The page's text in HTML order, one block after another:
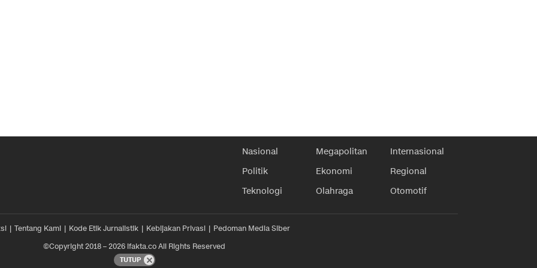
Nasional Megapolitan
Internasional
Politik
Ekonomi
Regional
Teknologi
Olahraga Otomotif
Tentang Kami Kode Etik Jurnalistik Kebijakan Privasi
Pedoman Media Siber
©Copyright 2018 – 2026 ifakta.co All Rights Reserved
TUTUP